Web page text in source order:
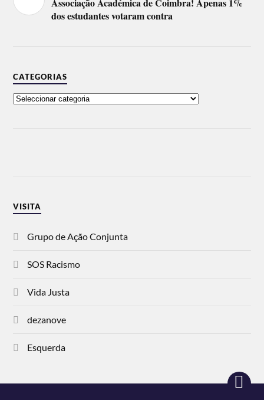
dos estudantes votaram contra
CATEGORIAS
VISITA
Grupo de Ação Conjunta
SOS Racismo
Vida Justa
dezanove
Esquerda